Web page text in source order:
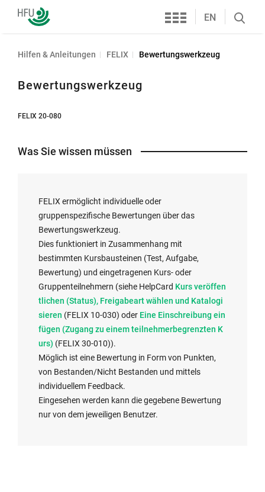
Hochschule
Furtwangen
Services
EN
Search
Hilfen & Anleitungen FELIX Bewertungswerkzeug
Bewertungswerkzeug
FELIX 20-080
Was Sie wissen müssen
FELIX ermöglicht individuelle oder
gruppenspezifische Bewertungen über das
Bewertungswerkzeug.
Dies funktioniert in Zusammenhang mit
bestimmten Kursbausteinen (Test, Aufgabe,
Bewertung) und eingetragenen Kurs- oder
Gruppenteilnehmern (siehe HelpCard E
x
t
e
n
e
L
Kurs veröffen
tlichen (Status), Freigabeart wählen und Katalogi
sieren (FELIX 10-030) oder E
x
e
r
e
r
Eine Einschreibung ein
fügen (Zugang zu einem teilnehmerbegrenzten K
urs) ​​​​​​​ (FELIX 30-010)).
Möglich ist eine Bewertung in Form von Punkten,
von Bestanden/Nicht Bestanden und mittels
individuellem Feedback.
Eingesehen werden kann die gegebene Bewertung
nur von dem jeweiligen Benutzer.